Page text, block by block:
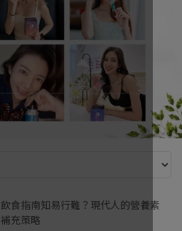
飲食指南知易行難？現代人的營養素
補充策略